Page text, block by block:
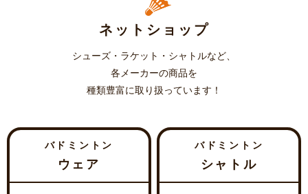
ネットショップ
シューズ・ラケット・シャトルなど、
各メーカーの商品を
種類豊富に取り扱っています！
バドミントン
ウェア
バドミントン
シャトル